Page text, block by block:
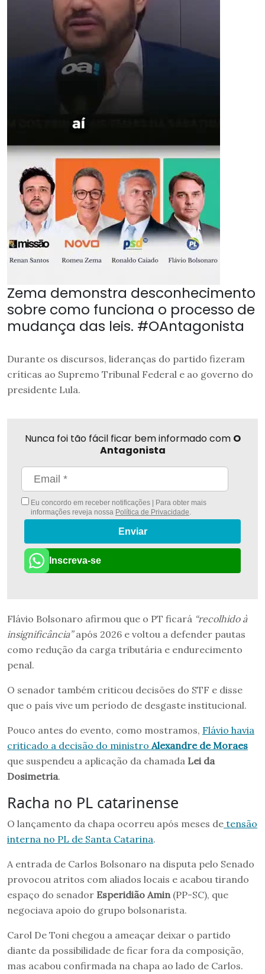
Zema demonstra desconhecimento
sobre como funciona o processo de
mudança das leis. #OAntagonista
Durante os discursos, lideranças do partido fizeram
críticas ao Supremo Tribunal Federal e ao governo do
presidente Lula.
Nunca foi tão fácil ficar bem informado com O
Antagonista
Eu concordo em receber notificações | Para obter mais
informações reveja nossa Política de Privacidade.
Enviar
Inscreva-se
Flávio Bolsonaro afirmou que o PT ficará “recolhido à
insignificância”após 2026 e voltou a defender pautas
como redução da carga tributária e endurecimento
penal.
O senador também criticou decisões do STF e disse
que o país vive um período de desgaste institucional.
Pouco antes do evento, como mostramos, Flávio havia
criticado a decisão do ministro Alexandre de Moraes
que suspendeu a aplicação da chamada Lei da
Dosimetria.
Racha no PL catarinense
O lançamento da chapa ocorreu após meses de tensão
interna no PL de Santa Catarina.
A entrada de Carlos Bolsonaro na disputa pelo Senado
provocou atritos com aliados locais e acabou tirando
espaço do senador Esperidião Amin (PP-SC), que
negociava apoio do grupo bolsonarista.
Carol De Toni chegou a ameaçar deixar o partido
diante da possibilidade de ficar fora da composição,
mas acabou confirmada na chapa ao lado de Carlos.